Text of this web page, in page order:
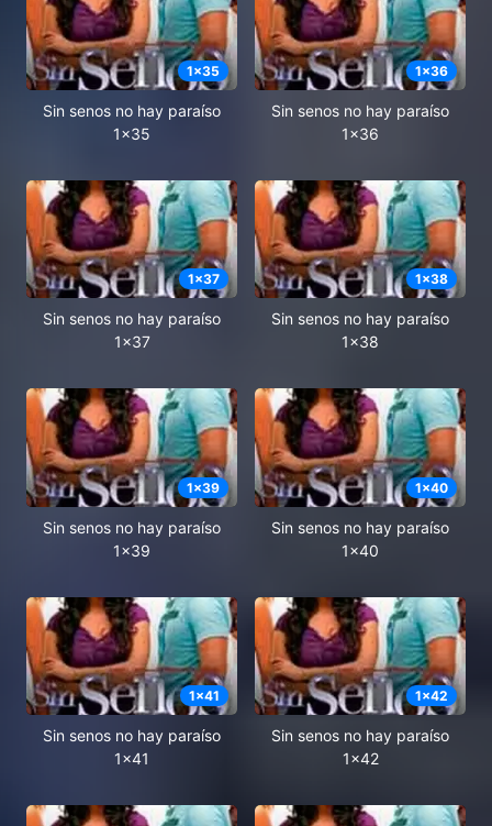
1x35
Sin senos no hay paraíso
1x35
1x36
Sin senos no hay paraíso
1x36
1x37
Sin senos no hay paraíso
1x37
1x38
Sin senos no hay paraíso
1x38
1x39
Sin senos no hay paraíso
1x39
1x40
Sin senos no hay paraíso
1x40
1x41
Sin senos no hay paraíso
1x41
1x42
Sin senos no hay paraíso
1x42